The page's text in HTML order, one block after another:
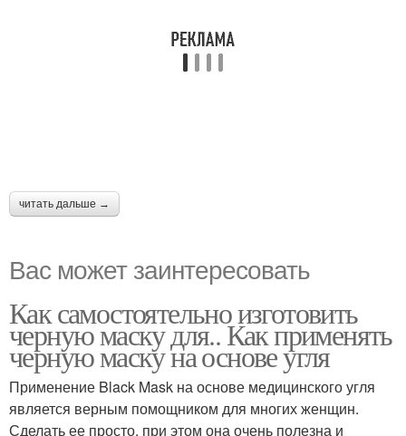
читать дальше →
Вас может заинтересовать
Как самостоятельно изготовить
черную маску для.. Как применять
черную маску на основе угля
Применение Black Mask на основе медицинского угля
является верным помощником для многих женщин.
Сделать ее просто, при этом она очень полезна и